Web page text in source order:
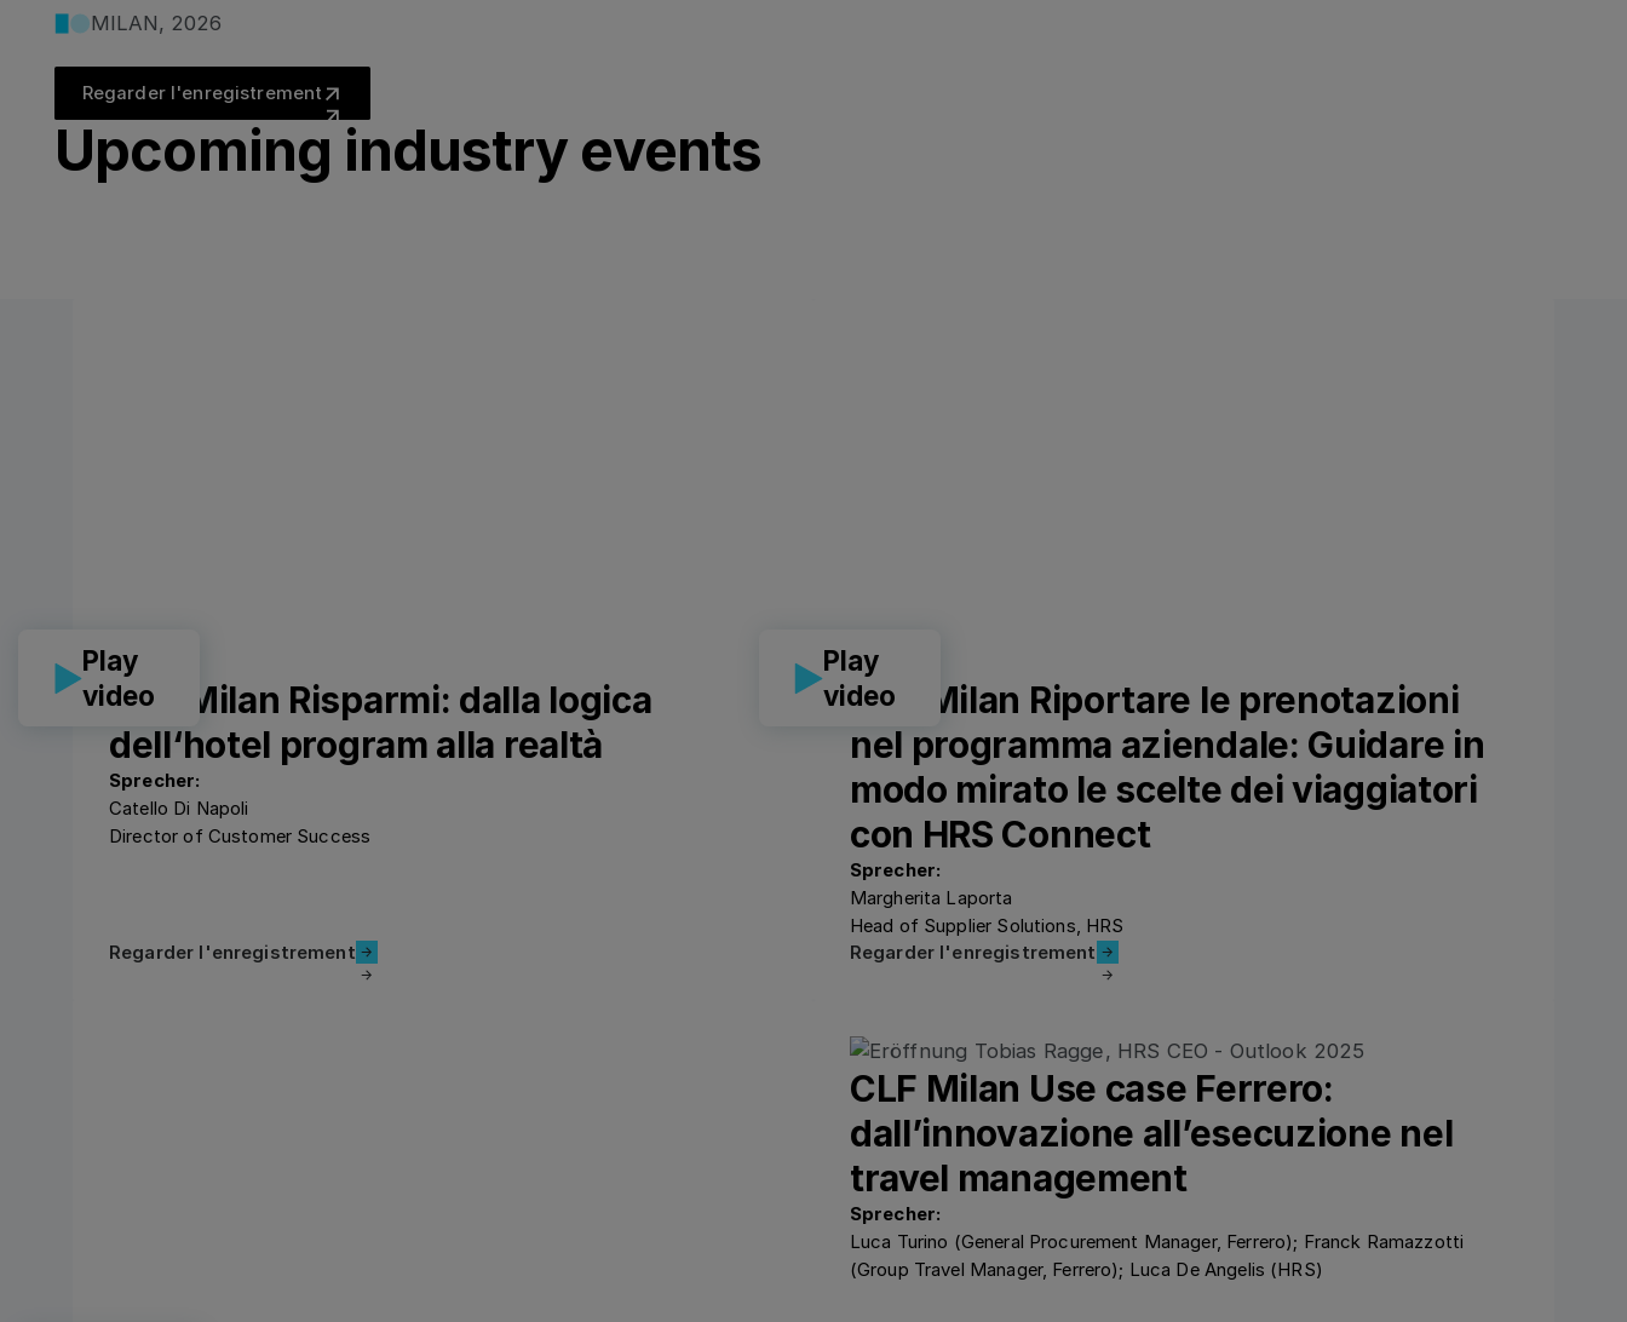
MILAN, 2026
Regarder l'enregistrement
Regarder l'enregistrement
Upcoming industry events
Play
video
CLF Milan Risparmi: dalla logica
dell‘hotel program alla realtà
Sprecher:
Catello Di Napoli
Director of Customer Success
Regarder l'enregistrement
Regarder l'enregistrement
Play
video
CLF Milan Riportare le prenotazioni
nel programma aziendale: Guidare in
modo mirato le scelte dei viaggiatori
con HRS Connect
Sprecher:
Margherita Laporta
Head of Supplier Solutions, HRS
Regarder l'enregistrement
Regarder l'enregistrement
CLF Milan Use case Ferrero:
dall’innovazione all’esecuzione nel
travel management
Sprecher:
Luca Turino (General Procurement Manager, Ferrero); Franck Ramazzotti
(Group Travel Manager, Ferrero); Luca De Angelis (HRS)